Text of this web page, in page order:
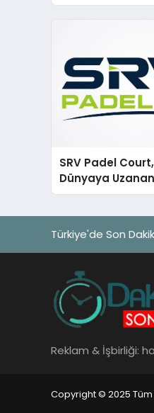
SRV Padel
Dünyaya
Üretiminde
Türkiye'de Son
Reklam & İşbirliği:
Copyright © 2025 Tüm